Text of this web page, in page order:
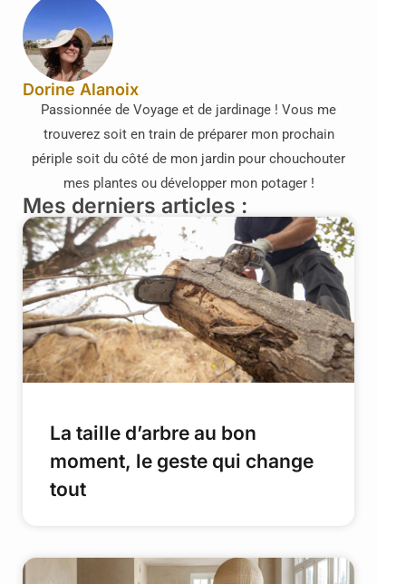
Dorine Alanoix
Passionnée de Voyage et de jardinage ! Vous me
trouverez soit en train de préparer mon prochain
périple soit du côté de mon jardin pour chouchouter
mes plantes ou développer mon potager !
Mes derniers articles :
La taille d’arbre au bon
moment, le geste qui change
tout